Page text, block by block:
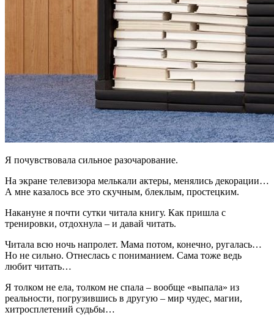
Я почувствовала сильное разочарование.
На экране телевизора мелькали актеры, менялись декорации…
А мне казалось все это скучным, блеклым, простецким.
Накануне я почти сутки читала книгу. Как пришла с
тренировки, отдохнула – и давай читать.
Читала всю ночь напролет. Мама потом, конечно, ругалась…
Но не сильно. Отнеслась с пониманием. Сама тоже ведь
любит читать…
Я толком не ела, толком не спала – вообще «выпала» из
реальности, погрузившись в другую – мир чудес, магии,
хитросплетений судьбы…